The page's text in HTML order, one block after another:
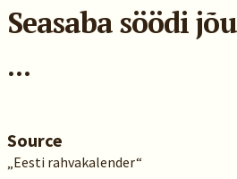
Seasaba söödi
...
Source
„Eesti rahvakalender“